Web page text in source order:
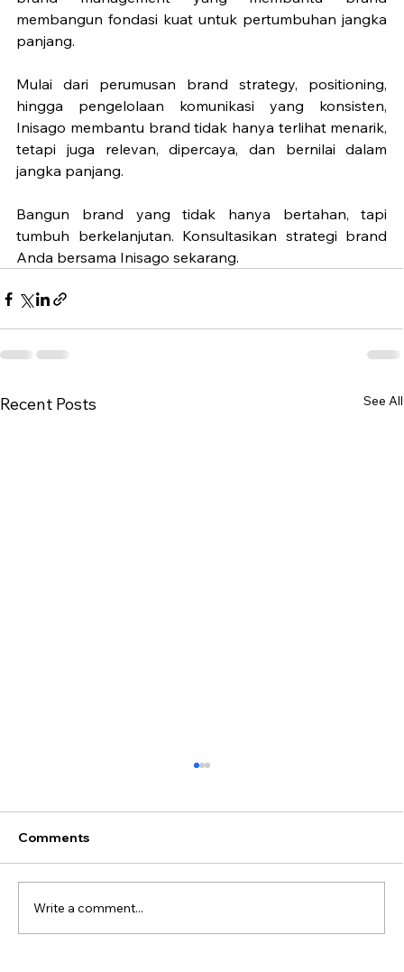
membangun fondasi kuat untuk pertumbuhan jangka
panjang.
Mulai dari perumusan brand strategy, positioning,
hingga pengelolaan komunikasi yang konsisten,
Inisago membantu brand tidak hanya terlihat menarik,
tetapi juga relevan, dipercaya, dan bernilai dalam
jangka panjang.
Bangun brand yang tidak hanya bertahan, tapi
tumbuh berkelanjutan. Konsultasikan strategi brand
Anda bersama Inisago sekarang.
Recent Posts See All
Comments
Write a comment...